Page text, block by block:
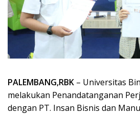
PALEMBANG,RBK – Universitas
melakukan Penandatanganan
dengan PT. Insan Bisnis dan